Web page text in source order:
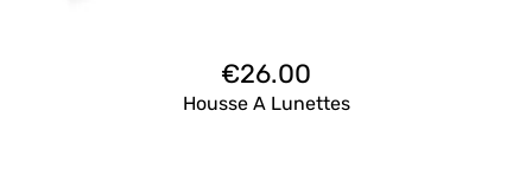
€26.00
Housse A Lunettes